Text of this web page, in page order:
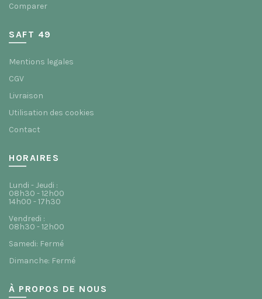
Comparer
SAFT 49
Mentions legales
CGV
Livraison
Utilisation des cookies
Contact
HORAIRES
Lundi - Jeudi :
08h30 - 12h00
14h00 - 17h30
Vendredi :
08h30 - 12h00
Samedi: Fermé
Dimanche: Fermé
À PROPOS DE NOUS